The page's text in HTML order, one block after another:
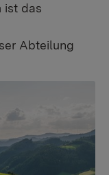
ist das
Abteilung